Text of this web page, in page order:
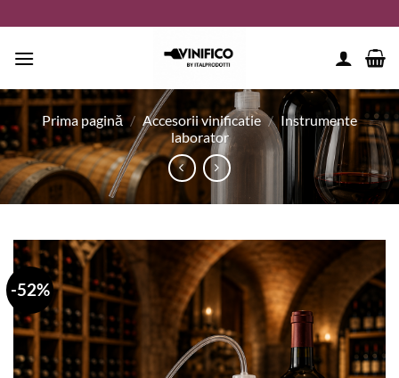
to
content
Prima pagină / Accesorii vinificatie / Instrumente
laborator
-52%